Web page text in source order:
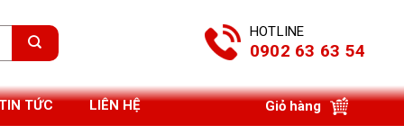
HOTLINE
0902 63 63 54
TỨC LIÊN HỆ Giỏ hàng